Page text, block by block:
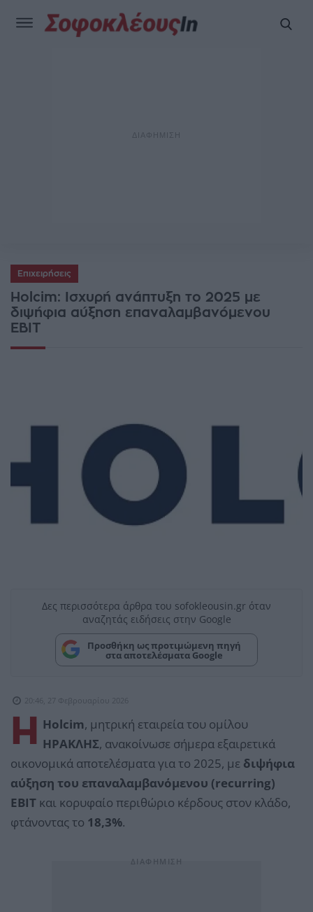
Επιχειρήσεις
Holcim: Ισχυρή ανάπτυξη το 2025 με
διψήφια αύξηση επαναλαμβανόμενου
EBIT
Δες περισσότερα άρθρα του sofokleousin.gr όταν
αναζητάς ειδήσεις στην Google
Προσθήκη ως προτιμώμενη πηγή
στα αποτελέσματα Google
20:46, 27 Φεβρουαρίου 2026
Η Holcim, μητρική εταιρεία του ομίλου
ΗΡΑΚΛΗΣ, ανακοίνωσε σήμερα εξαιρετικά
οικονομικά αποτελέσματα για το 2025, με διψήφια
αύξηση του επαναλαμβανόμενου (recurring)
EBIT και κορυφαίο περιθώριο κέρδους στον κλάδο,
φτάνοντας το 18,3%.